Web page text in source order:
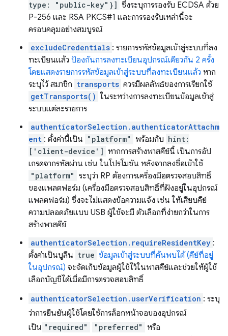
type: "public-key"}] ซึ่งระบุการรองรับ ECDSA ด้วย
P-256 และ RSA PKCS#1 และการรองรับเหล่านี้จะ
ครอบคลุมอย่างสมบูรณ์
excludeCredentials : รายการรหัสข้อมูลเข้าสู่ระบบที่ลง
ทะเบียนแล้ว ป้องกันการลงทะเบียนอุปกรณ์เดียวกัน 2 ครั้ง
โดยแสดงรายการรหัสข้อมูลเข้าสู่ระบบที่ลงทะเบียนแล้ว หาก
ระบุไว้ สมาชิก transports ควรมีผลลัพธ์ของการเรียกใช้
getTransports() ในระหว่างการลงทะเบียนข้อมูลเข้าสู่
ระบบแต่ละรายการ
authenticatorSelection.authenticatorAttachm
ent : ตั้งค่านี้เป็น "platform" พร้อมกับ hint:
['client-device'] หากการสร้างพาสคีย์นี้ เป็นการอัป
เกรดจากรหัสผ่าน เช่น ในโปรโมชัน หลังจากลงชื่อเข้าใช้
"platform" ระบุว่า RP ต้องการเครื่องมือตรวจสอบสิทธิ์
ของแพลตฟอร์ม (เครื่องมือตรวจสอบสิทธิ์ที่ฝังอยู่ในอุปกรณ์
แพลตฟอร์ม) ซึ่งจะไม่แสดงข้อความแจ้ง เช่น ให้เสียบคีย์
ความปลอดภัยแบบ USB ผู้ใช้จะมี ตัวเลือกที่ง่ายกว่าในการ
สร้างพาสคีย์
authenticatorSelection.requireResidentKey :
ตั้งค่าเป็นบูลีน true ข้อมูลเข้าสู่ระบบที่ค้นพบได้ (คีย์ที่อยู่
ในอุปกรณ์) จะจัดเก็บข้อมูลผู้ใช้ไว้ในพาสคีย์และช่วยให้ผู้ใช้
เลือกบัญชีได้เมื่อมีการตรวจสอบสิทธิ์
authenticatorSelection.userVerification : ระบุ
ว่าการยืนยันผู้ใช้โดยใช้การล็อกหน้าจอของอุปกรณ์
เป็น "required" "preferred" หรือ